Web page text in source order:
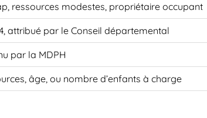
ressources modestes, propriétaire occupant
attribué par le Conseil départemental
par la MDPH
âge, ou nombre d’enfants à charge